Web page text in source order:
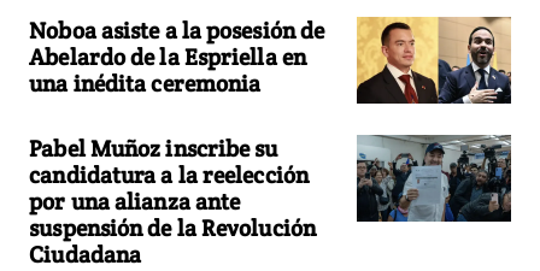
Noboa asiste a la posesión de
Abelardo de la Espriella en
una inédita ceremonia
Pabel Muñoz inscribe su
candidatura a la reelección
por una alianza ante
suspensión de la Revolución
Ciudadana